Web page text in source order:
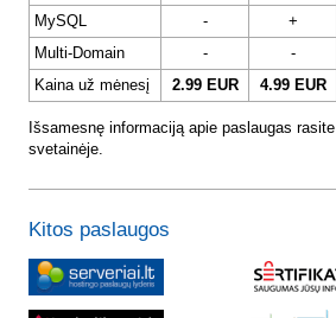
MySQL
- +
Multi-Domain
- -
Kaina už mėnesį
2.99 EUR 4.99 EUR
Išsamesnę informaciją apie paslaugas rasite
svetainėje.
Kitos paslaugos